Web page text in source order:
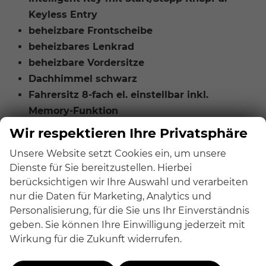
Keyless Entry
beheizbare Frontscheibe
beheizbares Lenkrad
beheizbare Vordersitze
Dachhimmel schwarz
Fahrersitz 8-fach el. einstellbar inkl.
Memory-Funktion
LED-Ambientebeleuchtung mit 64 Farben
Außenspiegel mit Memory-Funktion
Dynamische/sequenzielle Blinker
el. Heckklappe (sensorgesteuert)
Superrot LED-Rückleuchten
Voll-LED Scheinwerfer mit adaptivem
Fernlicht-Assistent
Fahrlichtautomatik
Wir respektieren Ihre Privatsphäre
Unsere Website setzt Cookies ein, um unsere
Dienste für Sie bereitzustellen. Hierbei
berücksichtigen wir Ihre Auswahl und verarbeiten
nur die Daten für Marketing, Analytics und
Personalisierung, für die Sie uns Ihr Einverständnis
geben. Sie können Ihre Einwilligung jederzeit mit
Wirkung für die Zukunft widerrufen.